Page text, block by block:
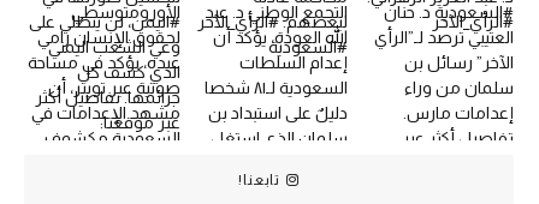
تابعنا!